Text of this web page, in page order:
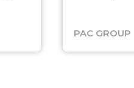
PAC GROUP